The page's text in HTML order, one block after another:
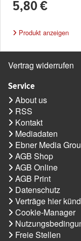
5,80 €
Produkt anzeigen
Vertrag widerrufen
Service
About us
RSS
Kontakt
Mediadaten
Ebner Media
AGB Shop
AGB Online
AGB Print
Datenschutz
Verträge hier
Cookie-Manager
Freie Stellen